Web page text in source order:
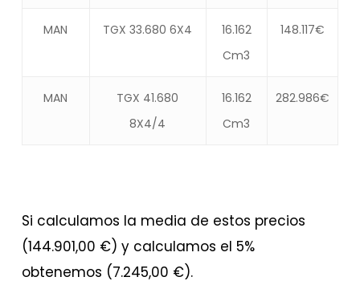
MAN TGX 33.680 6X4
16.162
Cm3
148.117€
MAN
TGX 41.680
8X4/4
16.162
Cm3
282.986€
Si calculamos la media de estos precios
(144.901,00 €) y calculamos el 5%
obtenemos (7.245,00 €).